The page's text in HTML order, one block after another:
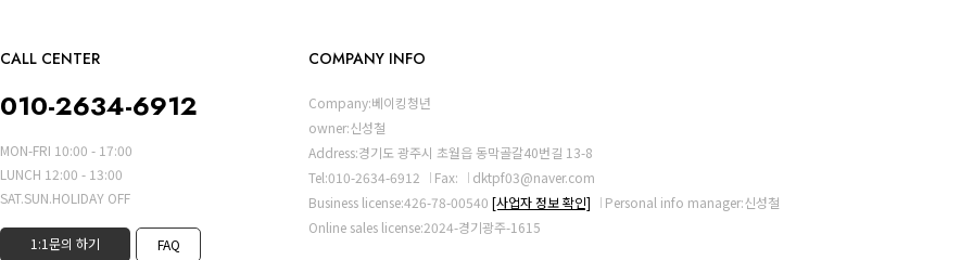
CALL CENTER
010-2634-6912
MON-FRI 10:00 - 17:00
LUNCH 12:00 - 13:00
SAT.SUN.HOLIDAY OFF
1:1문의 하기 FAQ
COMPANY INFO
Company:베이킹청년
owner:신성철
Address:경기도 광주시 초월읍 동막골갈40번길 13-8
Tel:010-2634-6912
Fax:
dktpf03@naver.com
Business license:426-78-00540 [사업자 정보 확인]
Personal info manager:신성철
Online sales license:2024-경기광주-1615